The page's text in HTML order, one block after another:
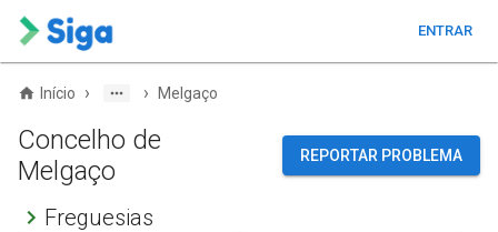
ENTRAR
Início › › Melgaço
Concelho de
Melgaço
REPORTAR PROBLEMA
Freguesias